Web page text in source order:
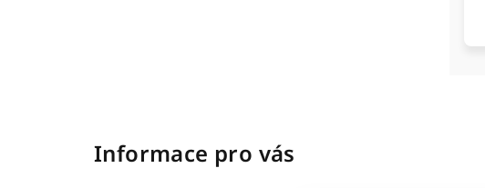
Informace pro vás